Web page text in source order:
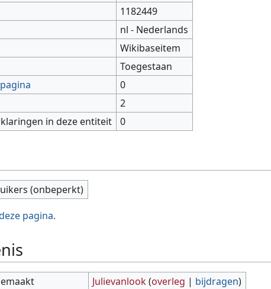
1182449
nl - Nederlands
Wikibaseitem
Toegestaan
0
2
in deze entiteit
0
(onbeperkt)
pagina.
Julievanlook(overleg | bijdragen)